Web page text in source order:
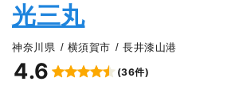
光三丸
神奈川県 横須賀市 長井漆山港
4.6 (36件)